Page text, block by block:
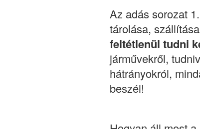
Az adás sorozat
tárolása,
feltétlenül tudni
járművekről,
hátrányokról,
beszél!